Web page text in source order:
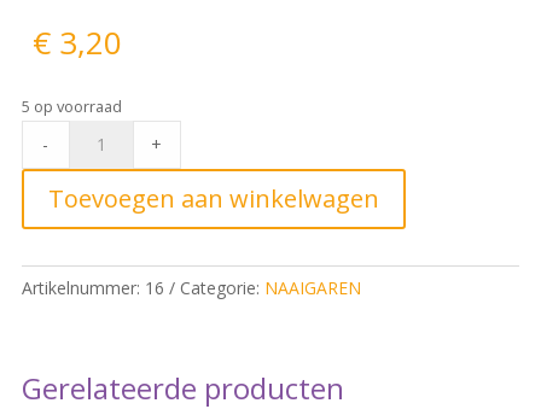
€3,20
5 op voorraad
100m
quantity
- +
Toevoegen aan winkelwagen
Artikelnummer: 16 Categorie: NAAIGAREN
Gerelateerde producten